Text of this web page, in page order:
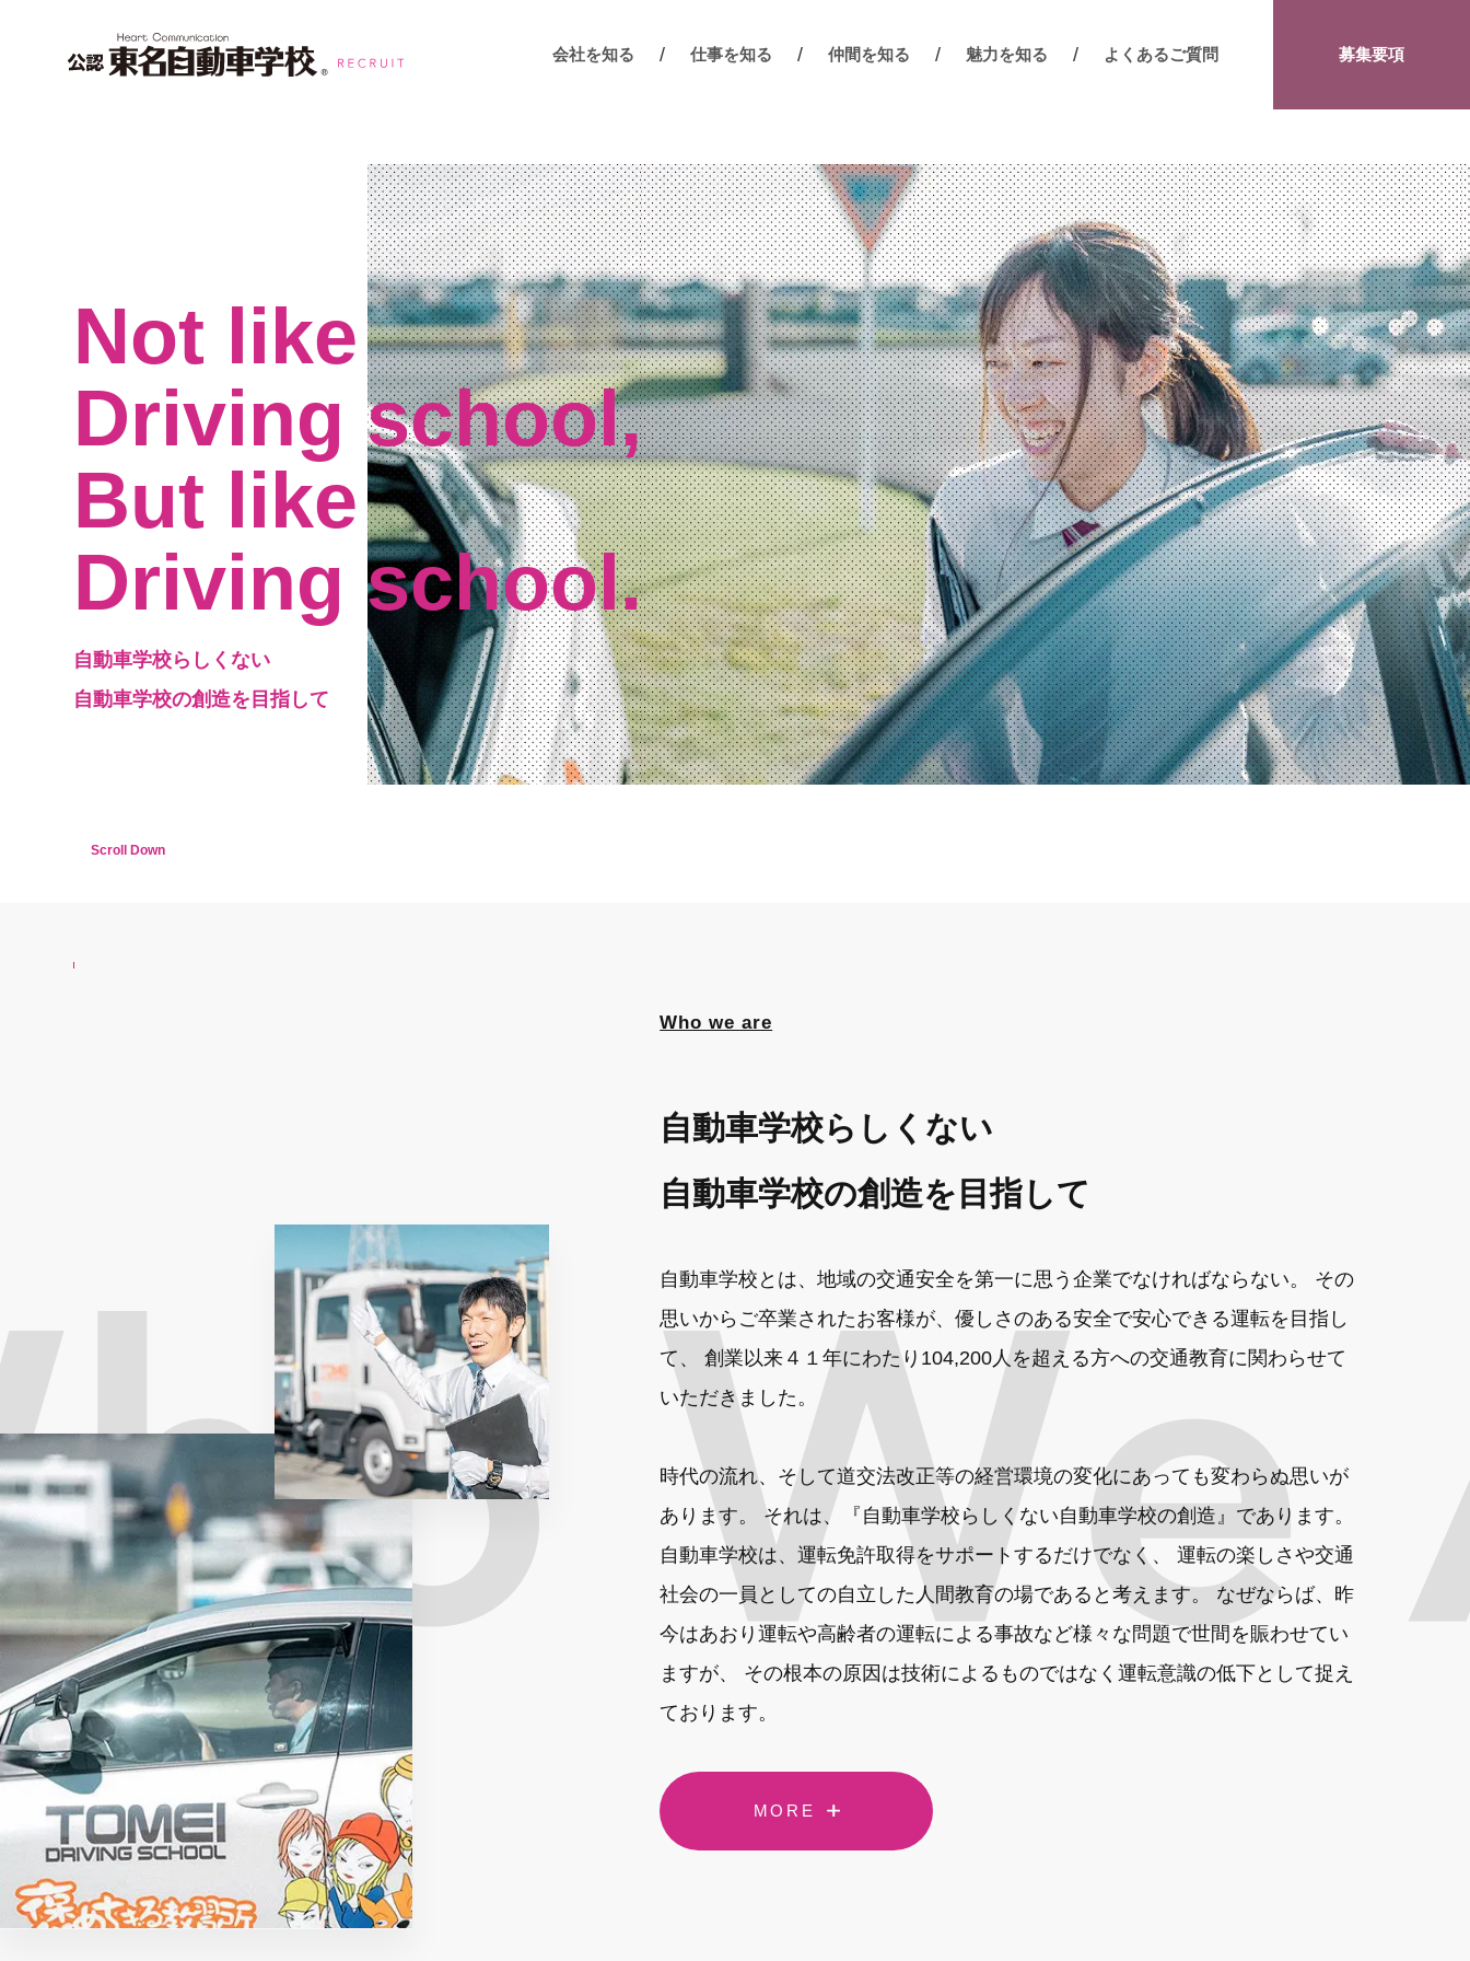
会社を知る 仕事を知る 仲間を知る 魅力を知る よくあるご質問 募集要項
Not like
Driving school,
But like
Driving school.
自動車学校らしくない
自動車学校の創造を目指して
Scroll Down
Who we are
自動車学校らしくない
自動車学校の創造を目指して
自動車学校とは、地域の交通安全を第一に思う企業でなければならない。 その
思いからご卒業されたお客様が、優しさのある安全で安心できる運転を目指し
て、 創業以来４１年にわたり104,200人を超える方への交通教育に関わらせて
いただきました。
時代の流れ、そして道交法改正等の経営環境の変化にあっても変わらぬ思いが
あります。 それは、『自動車学校らしくない自動車学校の創造』であります。
自動車学校は、運転免許取得をサポートするだけでなく、 運転の楽しさや交通
社会の一員としての自立した人間教育の場であると考えます。 なぜならば、昨
今はあおり運転や高齢者の運転による事故など様々な問題で世間を賑わせてい
ますが、 その根本の原因は技術によるものではなく運転意識の低下として捉え
ております。
MORE